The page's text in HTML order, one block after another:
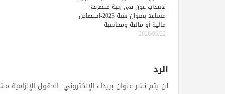
لانتداب عون في رتبة متصرف
مساعد بعنوان سنة 2023-اختصاص
مالية أو مالية ومحاسبة
2026/06/22
الرد
لن يتم نشر عنوان بريدك الإلكتروني. الحقول الإلزامية